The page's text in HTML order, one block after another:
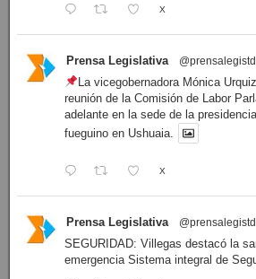
X
Prensa Legislativa
La vicegobernadora Mónica
reunión de la Comisión de Labor
adelante en la sede de la
fueguino en Ushuaia.
X
Prensa Legislativa
SEGURIDAD: Villegas destacó la
emergencia Sistema integral de